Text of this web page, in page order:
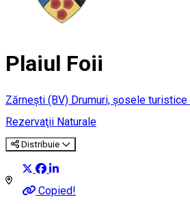
Plaiul Foii
Zărneşti (BV) Drumuri, şosele turistice
Rezervaţii Naturale
Distribuie
Copied!